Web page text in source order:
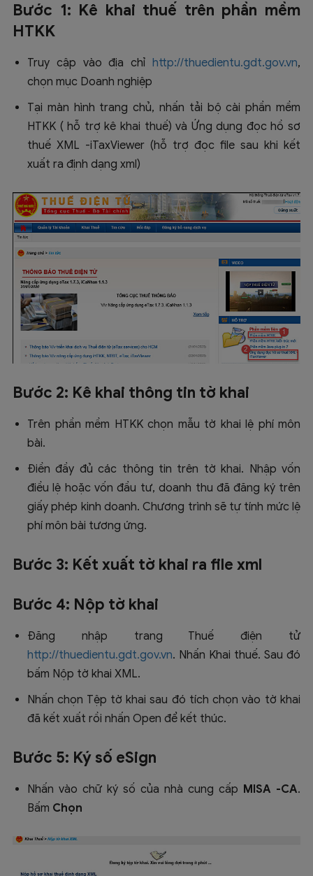
Bước 1: Kê khai thuế trên phần mềm
HTKK
Truy cập vào địa chỉ http://thuedientu.gdt.gov.vn,
chọn mục Doanh nghiệp
Tại màn hình trang chủ, nhấn tải bộ cài phần mềm
HTKK ( hỗ trợ kê khai thuế) và Ứng dụng đọc hồ sơ
thuế XML -iTaxViewer (hỗ trợ đọc file sau khi kết
xuất ra định dạng xml)
Bước 2: Kê khai thông tin tờ khai
Trên phần mềm HTKK chọn mẫu tờ khai lệ phí môn
bài.
Điền đầy đủ các thông tin trên tờ khai. Nhập vốn
điều lệ hoặc vốn đầu tư, doanh thu đã đăng ký trên
giấy phép kinh doanh. Chương trình sẽ tự tính mức lệ
phí môn bài tương ứng.
Bước 3: Kết xuất tờ khai ra file xml
Bước 4: Nộp tờ khai
Đăng nhập trang Thuế điện tử
http://thuedientu.gdt.gov.vn. Nhấn Khai thuế. Sau đó
bấm Nộp tờ khai XML.
Nhấn chọn Tệp tờ khai sau đó tích chọn vào tờ khai
đã kết xuất rồi nhấn Open để kết thúc.
Bước 5: Ký số eSign
Nhấn vào chữ ký số của nhà cung cấp MISA -CA.
Bấm Chọn